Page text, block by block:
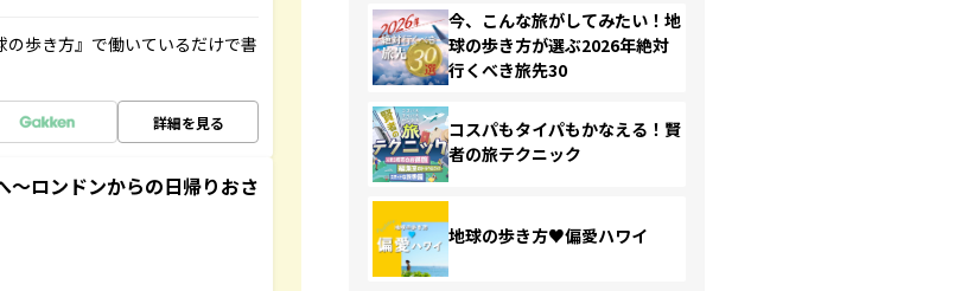
歩き方』で働いているだけで書
詳細を見る
～ロンドンからの日帰りおさ
今、こんな旅がしてみたい！地
球の歩き方が選ぶ2026年絶対
行くべき旅先30
コスパもタイパもかなえる！賢
者の旅テクニック
地球の歩き方♥偏愛ハワイ